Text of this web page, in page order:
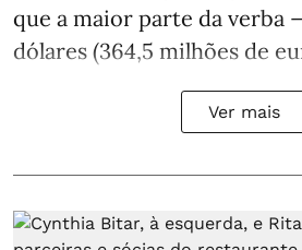
que a maior parte da verba
dólares (364,5 milhões de
Ver mais